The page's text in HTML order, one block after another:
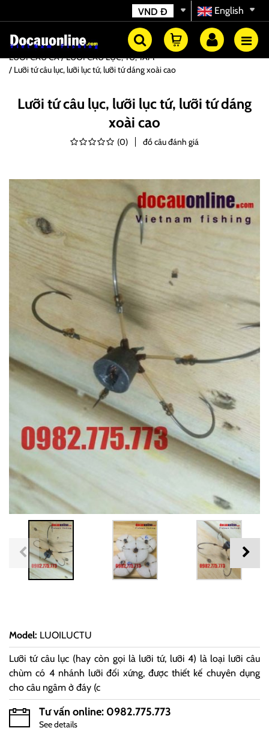
English
VND Đ
LƯỠI CÂU CÁ
LƯỠI CÂU LỤC, TỨ, TAM
Lưỡi tứ câu lục, lưỡi lục tứ, lưỡi tứ dáng xoài cao
Lưỡi tứ câu lục, lưỡi lục tứ, lưỡi tứ dáng
xoài cao
(0) đồ câu đánh giá
Model: LUOILUCTU
Lưỡi tứ câu lục (hay còn gọi là lưỡi tứ, lưỡi 4) là loại lưỡi câu
chùm có 4 nhánh lưỡi đối xứng, được thiết kế chuyên dụng
cho câu ngâm ở đáy (c
Tư vấn online: 0982.775.773
See details